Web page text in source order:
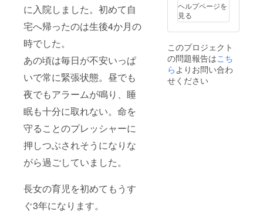
に入院しました。初めて自
宅へ帰ったのは生後4か月の
時でした。
あの頃は毎日が不安いっぱ
いで常に緊張状態。昼でも
夜でもアラームが鳴り、睡
眠も十分に取れない。命を
守ることのプレッシャーに
押しつぶされそうになりな
がら過ごしていました。
長女の育児を初めてもうす
ぐ3年になります。
ヘルプページを
見る
このプロジェクト
の問題報告はこち
らよりお問い合わ
せください